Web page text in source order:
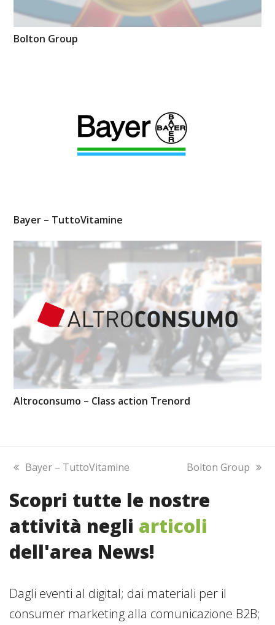
Bolton Group
Bayer – TuttoVitamine
Altroconsumo – Class action Trenord
previous
Bayer – TuttoVitamine
next
Bolton Group
Scopri tutte le nostre
attività negli articoli
dell'area News!
Dagli eventi al digital; dai materiali per il
consumer marketing alla comunicazione B2B;